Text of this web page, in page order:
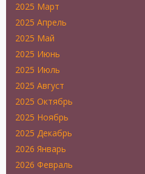
2025 Март
2025 Апрель
2025 Май
2025 Июнь
2025 Июль
2025 Август
2025 Октябрь
2025 Ноябрь
2025 Декабрь
2026 Январь
2026 Февраль